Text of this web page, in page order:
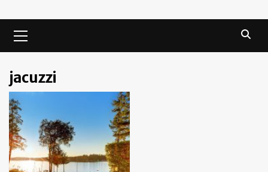
Menu
jacuzzi